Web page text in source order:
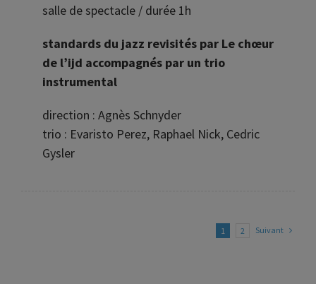
salle de spectacle / durée 1h
standards du jazz revisités par Le chœur
de l’ijd accompagnés par un trio
instrumental
direction : Agnès Schnyder
trio : Evaristo Perez, Raphael Nick, Cedric
Gysler
1 2 Suivant